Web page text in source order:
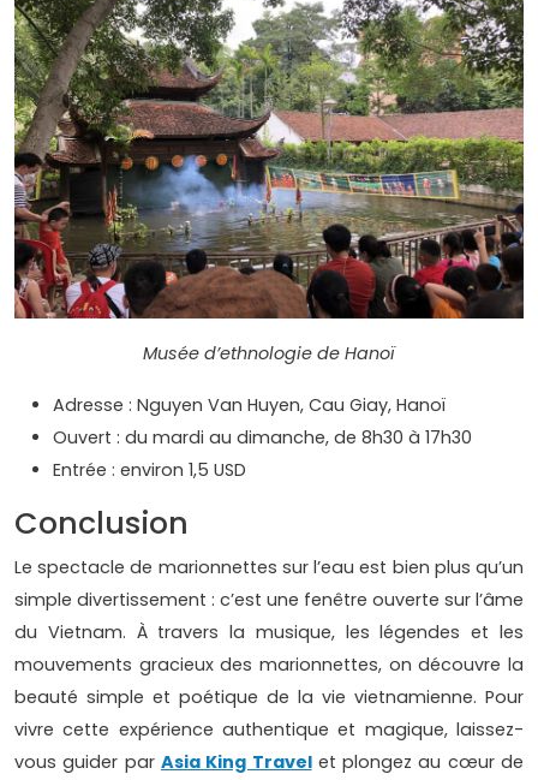
Musée d’ethnologie de Hanoï
Adresse : Nguyen Van Huyen, Cau Giay, Hanoï
Ouvert : du mardi au dimanche, de 8h30 à 17h30
Entrée : environ 1,5 USD
Conclusion
Le spectacle de marionnettes sur l’eau est bien plus qu’un
simple divertissement : c’est une fenêtre ouverte sur l’âme
du Vietnam. À travers la musique, les légendes et les
mouvements gracieux des marionnettes, on découvre la
beauté simple et poétique de la vie vietnamienne. Pour
vivre cette expérience authentique et magique, laissez-
vous guider par Asia King Travelet plongez au cœur de